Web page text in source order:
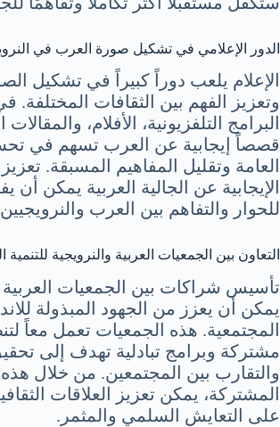
الدور الإعلامي في تشكيل صورة العرب في
الإعلام يلعب دوراً كبيراً في تشكيل
وتعزيز الفهم بين الثقافات المختلفة.
البرامج التلفزيونية، الأفلام،
قصصاً إيجابية عن العرب تسهم في
العامة وتقليل المفاهيم المسبقة.
الإيجابية عن الجالية العربية يمكن أن
للحوار والتفاهم بين العرب
التعاون بين الجمعيات العربية والنرويجية للتنمية
تأسيس شراكات بين الجمعيات العربية
يمكن أن يعزز من الجهود المبذولة
المجتمعية. هذه الجمعيات تعمل معاً
مشتركة وبرامج تبادلية تهدف إلى
والتقارب بين المجتمعين. من خلال هذه
المشتركة، يمكن تعزيز العلاقات
على التعايش السلمي والمثمر.